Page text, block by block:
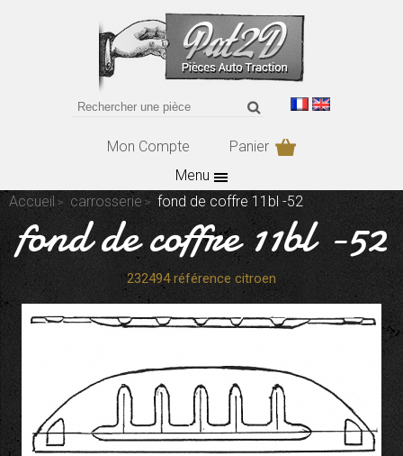
Mon Compte
Panier
Menu
Accueil
carrosserie fond de coffre 11bl -52
fond de coffre 11bl -52
232494 référence citroen